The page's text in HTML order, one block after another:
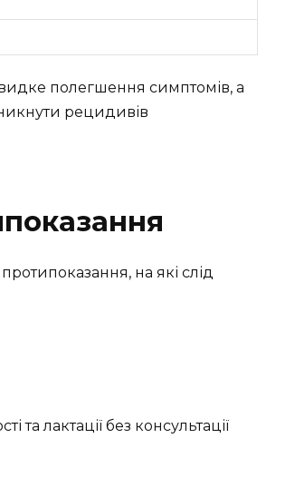
полегшення симптомів, а
рецидивів
на які слід
та лактації без консультації